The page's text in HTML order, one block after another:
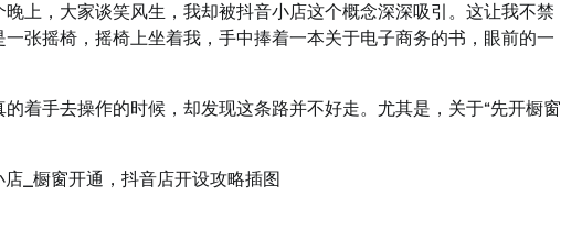
上，大家谈笑风生，我却被抖音小店这个概念深深吸引。这让我不禁
张摇椅，摇椅上坐着我，手中捧着一本关于电子商务的书，眼前的一
着手去操作的时候，却发现这条路并不好走。尤其是，关于“先开橱窗